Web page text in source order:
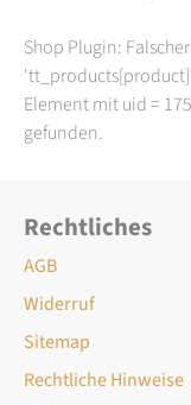
Shop Plugin:
Element mit uid =
gefunden.
Rechtliches
AGB
Widerruf
Sitemap
Rechtliche Hinweise